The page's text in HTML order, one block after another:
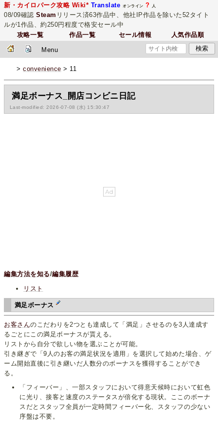
新・カイロパーク攻略 Wiki* Translate オンライン ? 人
08/09確認Steam リリース済63作品中、他社IP作品を除いた52タイト
ルが1作品、約250円程度で格安セール中
攻略一覧
作品一覧 セール情報 人気作品順
Menu
>convenience > 11
満足ボーナス_開店コンビニ日記
Last-modified: 2026-07-08 (水) 15:30:47
編集方法を知る/編集履歴
リスト
満足ボーナス
お客さんのこだわりを2つとも達成して「満足」させるのを3人達成す
るごとにこの満足ボーナスが貰える。
リストから自分で欲しい物を選ぶことが可能。
引き継ぎで「9人のお客の満足状況を適用」を選択して始めた場合、ゲ
ーム開始直後に引き継いだ人数分のボーナスを獲得することができ
る。
「フィーバー」、一部スタッフにおいて得意天候時において虹色
に光り、接客と速度のステータスが倍化する現状。ここのボーナ
スだとスタッフ全員が一定時間フィーバー化、スタッフの少ない
序盤は不要。